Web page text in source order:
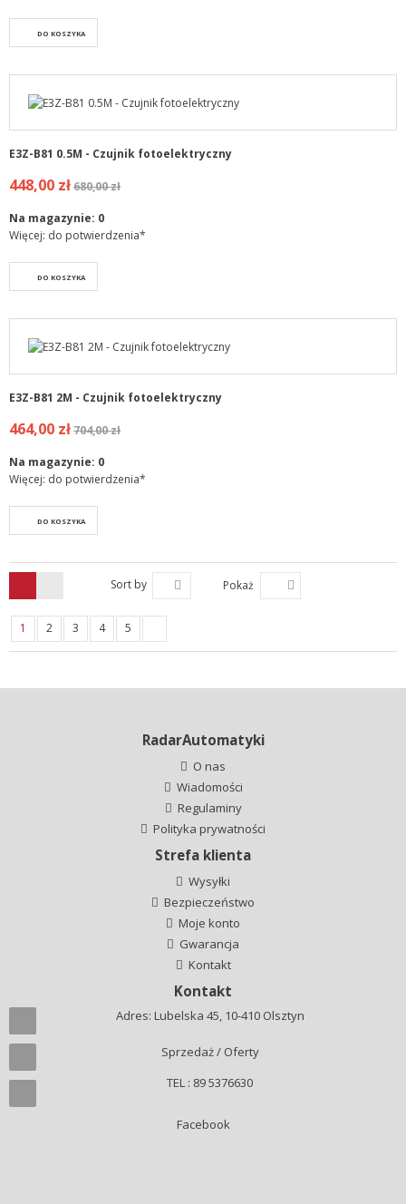
DO KOSZYKA
E3Z-B81 0.5M - Czujnik fotoelektryczny
448,00 zł680,00 zł
Na magazynie: 0
Więcej: do potwierdzenia*
DO KOSZYKA
E3Z-B81 2M - Czujnik fotoelektryczny
464,00 zł704,00 zł
Na magazynie: 0
Więcej: do potwierdzenia*
DO KOSZYKA
Sort by Pokaż
1 2 3 4 5
RadarAutomatyki
O nas
Wiadomości
Regulaminy
Polityka prywatności
Strefa klienta
Wysyłki
Bezpieczeństwo
Moje konto
Gwarancja
Kontakt
Kontakt
Adres: Lubelska 45, 10-410 Olsztyn
Sprzedaż / Oferty
TEL : 89 5376630
Facebook